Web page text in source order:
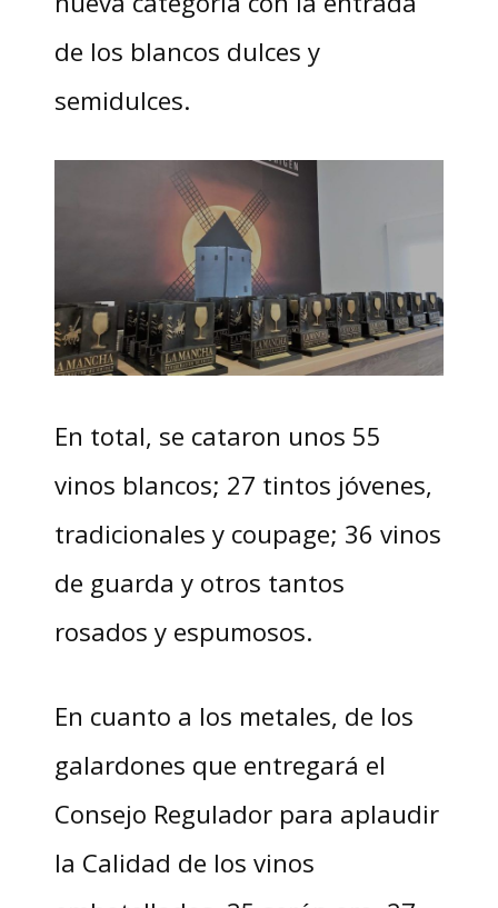
de los blancos dulces y
semidulces.
En total, se cataron unos 55
vinos blancos; 27 tintos jóvenes,
tradicionales y coupage; 36 vinos
de guarda y otros tantos
rosados y espumosos.
En cuanto a los metales, de los
galardones que entregará el
Consejo Regulador para aplaudir
la Calidad de los vinos